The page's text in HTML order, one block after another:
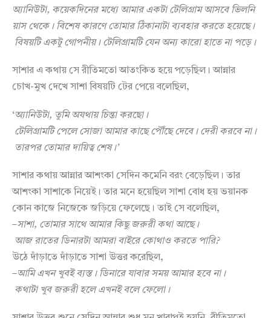
অ্যানিউটা, কয়েকদিনের মধ্যে আমার একটা টেলিগ্রাম আসবে ভিলনি
য়াস থেকে। বিশেষ কারণে তোমার ঠিকানাটা ব্যবহার করতে হয়েছে।
বিষয়টি একটু গোপনীয়। টেলিগ্রামটি যেন অন্য কারো হাতে না পড়ে।
সাশার এ কথায় সে রীতিমতো আতংকিত হয়ে পড়েছিল। আন্নার
চোখ-মুখ দেখে সাশা বিষয়টি টের পেয়ে বলেছিল,
‘অ্যানিউটা, তুমি অযথায় চিন্তা করছো।
টেলিগ্রামটি পেলে সোজা আমার কাছে পৌঁছে দেবে। দেরী করবে না।
তারপর তোমার দায়িত্ব শেষ।’
সাশার কথায় আন্নার আশংকা সেদিন কমেনি বরং বেড়েছিল। তার
আশংকা সাশাকে নিয়েই। তার মনে হয়েছিল সাশা বোধ হয় ভয়ানক
কোন কাজে নিজেকে জড়িয়ে ফেলেছে। তাই সে বলেছিল,
–সাশা, তোমার সাথে আমার কিছু জরুরী কথা আছে।
আজ রাতের ডিনারটা আমরা বাইরে কোথাও করতে পারি?
উঠে দাঁড়াতে দাঁড়াতে সাশা উত্তর করেছিল,
–আমি এখন খুবই ব্যস্ত। ডিনারে যাবার সময় আমার হবে না।
কথাটা খুব জরুরী হলে এখনই বলে ফেলো।